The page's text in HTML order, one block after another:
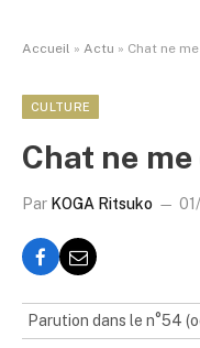
Accueil » Actu » Chat ne
CULTURE
Chat ne
Par KOGA Ritsuko
Parution dans le n°54